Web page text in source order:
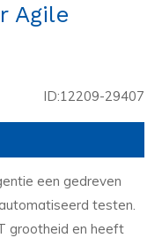
Agile
ID:12209-29407
een gedreven
testen.
grootheid en heeft